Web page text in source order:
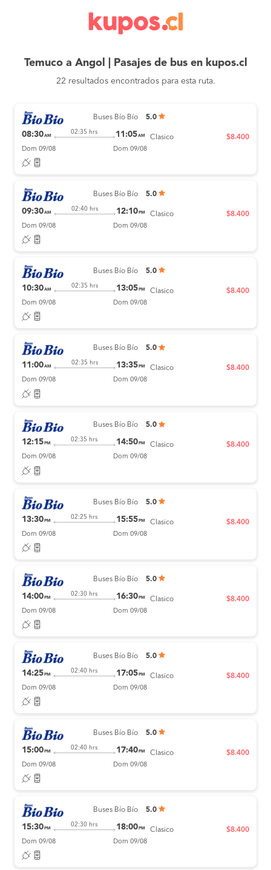
Temuco a Angol | Pasajes de bus en kupos.cl
22 resultados encontrados para esta ruta.
Buses Bío Bío 5.0
08:30AM
02:35 hrs 11:05AM
Dom 09/08 Dom 09/08
Clasico $8.400
Buses Bío Bío 5.0
09:30AM
02:40 hrs 12:10 PM
Dom 09/08 Dom 09/08
Clasico $8.400
Buses Bío Bío 5.0
10:30AM
02:35 hrs 13:05 PM
Dom 09/08 Dom 09/08
Clasico $8.400
Buses Bío Bío 5.0
11:00AM
02:35 hrs 13:35 PM
Dom 09/08 Dom 09/08
Clasico $8.400
Buses Bío Bío 5.0
12:15 PM
02:35 hrs 14:50 PM
Dom 09/08 Dom 09/08
Clasico $8.400
Buses Bío Bío 5.0
13:30 PM
02:25 hrs 15:55 PM
Dom 09/08 Dom 09/08
Clasico $8.400
Buses Bío Bío 5.0
14:00 PM
02:30 hrs 16:30 PM
Dom 09/08 Dom 09/08
Clasico $8.400
Buses Bío Bío 5.0
14:25 PM
02:40 hrs 17:05 PM
Dom 09/08 Dom 09/08
Clasico $8.400
Buses Bío Bío 5.0
15:00 PM
02:40 hrs 17:40 PM
Dom 09/08 Dom 09/08
Clasico $8.400
Buses Bío Bío 5.0
15:30 PM
02:30 hrs 18:00 PM
Dom 09/08 Dom 09/08
Clasico $8.400